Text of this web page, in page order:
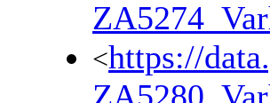
<https://